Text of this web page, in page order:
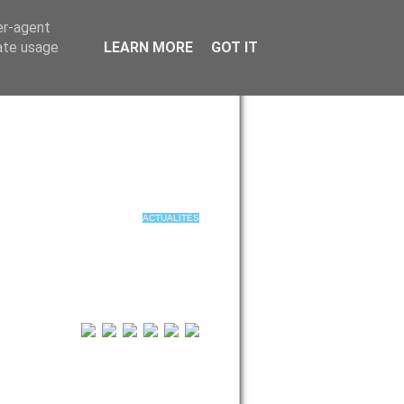
ACTUALITÉS
agent
usage
LEARN MORE GOT IT